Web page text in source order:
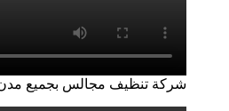
شركة تنظيف مجالس بجميع مدن